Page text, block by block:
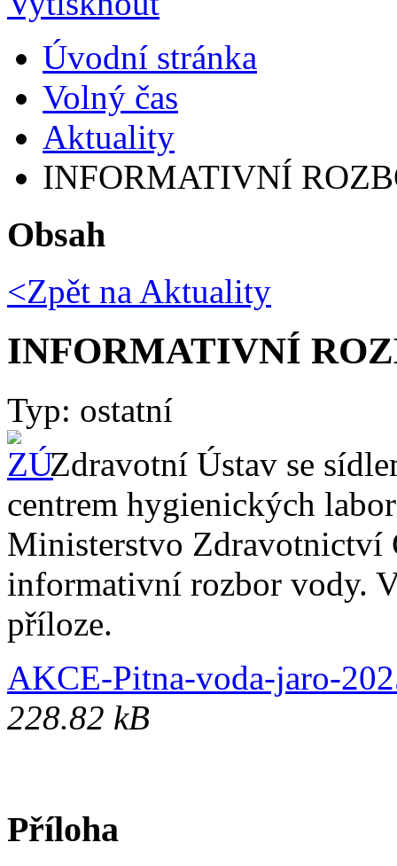
Úvodní stránka
Volný čas
Aktuality
INFORMATIVNÍ
Obsah
<Zpět na Aktuality
INFORMATIVNÍ
Typ: ostatní
Zdravotní Ústav se
centrem hygienických
Ministerstvo Zdravotnictví
informativní rozbor vody.
příloze.
AKCE-Pitna-voda-jaro-
228.82 kB
Příloha